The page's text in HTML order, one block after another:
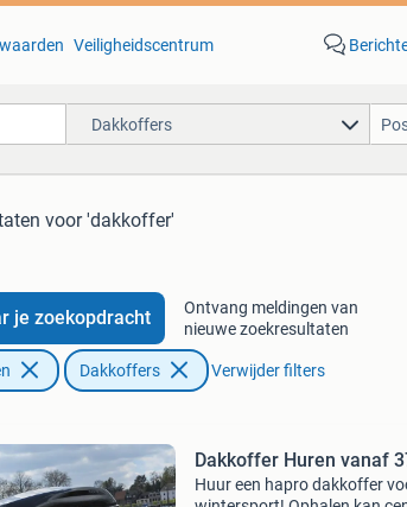
Veiligheidscentrum
Dakkoffers
voor 'dakkoffer'
je zoekopdracht
Ontvang meldingen van
nieuwe zoekresultaten
Dakkoffers Verwijder filters
Dakkoffer Huren vanaf
Huur een hapro dakkoffer